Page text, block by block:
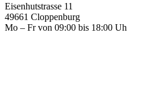
Eisenhutstrasse 11
49661 Cloppenburg
Mo – Fr von 09:00 bis 18:00 Uh